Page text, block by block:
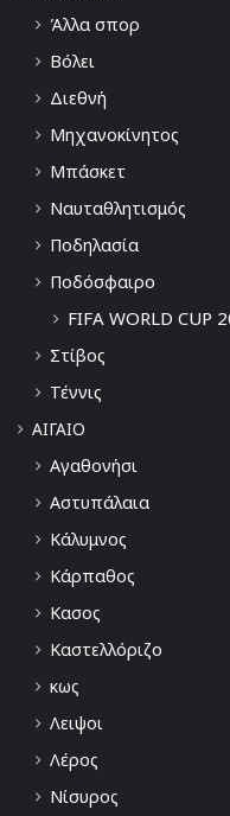
Άλλα σπορ
Βόλει
Διεθνή
Μηχανοκίνητος
Μπάσκετ
Ναυταθλητισμός
Ποδηλασία
Ποδόσφαιρο
FIFA WORLD CUP
Στίβος
Τέννις
ΑΙΓΑΙΟ
Αγαθονήσι
Αστυπάλαια
Κάλυμνος
Κάρπαθος
Κασος
Καστελλόριζο
κως
Λειψοι
Λέρος
Νίσυρος